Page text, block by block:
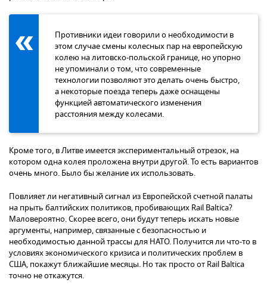
Противники идеи говорили о необходимости в
этом случае смены колесных пар на европейскую
колею на литовско-польской границе, но упорно
не упоминали о том, что современные
технологии позволяют это делать очень быстро,
а некоторые поезда теперь даже оснащены
функцией автоматического изменения
расстояния между колесами.
Кроме того, в Литве имеется экспериментальный отрезок, на
котором одна колея проложена внутри другой. То есть вариантов
очень много. Было бы желание их использовать.
Повлияет ли негативный сигнал из Европейской счетной палаты
на прыть балтийских политиков, пробивающих Rail Baltica?
Маловероятно. Скорее всего, они будут теперь искать новые
аргументы, например, связанные с безопасностью и
необходимостью данной трассы для НАТО. Получится ли что-то в
условиях экономического кризиса и политических проблем в
США, покажут ближайшие месяцы. Но так просто от Rail Baltica
точно не откажутся.